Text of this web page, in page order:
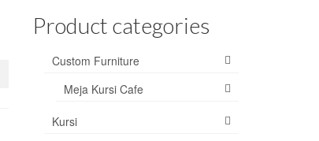
Product categories
Custom Furniture
Meja Kursi Cafe
Kursi